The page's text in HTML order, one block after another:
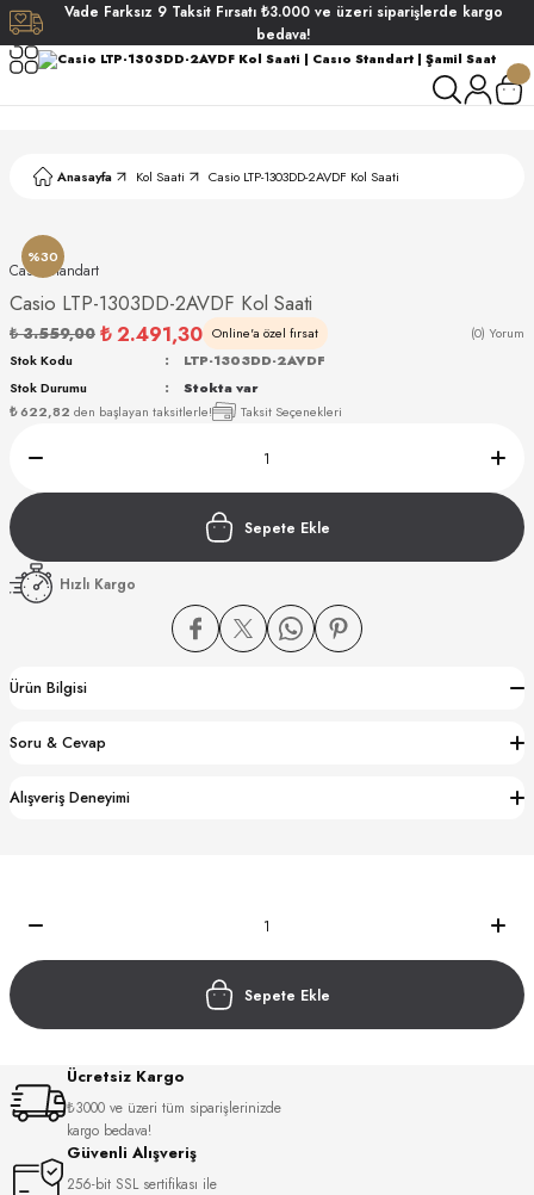
Vade Farksız 9 Taksit Fırsatı ₺3.000 ve üzeri siparişlerde kargo
bedava!
Anasayfa Kol Saati Casio LTP-1303DD-2AVDF Kol Saati
%30
Casıo Standart
Casio LTP-1303DD-2AVDF Kol Saati
₺ 3.559,00 ₺ 2.491,30 Online'a özel fırsat (0) Yorum
₺ 622,82 den başlayan taksitlerle! Taksit Seçenekleri
Stok Kodu
LTP-1303DD-2AVDF
Stok Durumu
Stokta var
Sepete Ekle
Hızlı Kargo
Ürün Bilgisi
Soru & Cevap
Alışveriş Deneyimi
Sepete Ekle
Ücretsiz Kargo
₺3000 ve üzeri tüm siparişlerinizde
kargo bedava!
Güvenli Alışveriş
256-bit SSL sertifikası ile